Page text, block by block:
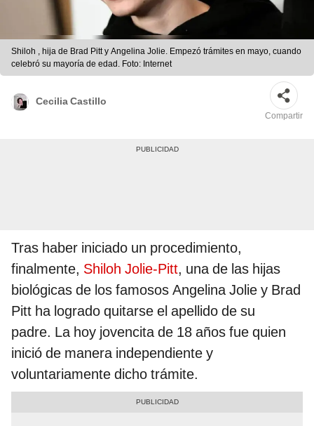
Shiloh , hija de Brad Pitt y Angelina Jolie. Empezó trámites en mayo, cuando
celebró su mayoría de edad. Foto: Internet
Cecilia Castillo
Compartir
Tras haber iniciado un procedimiento,
finalmente, Shiloh Jolie-Pitt, una de las hijas
biológicas de los famosos Angelina Jolie y Brad
Pitt ha logrado quitarse el apellido de su
padre. La hoy jovencita de 18 años fue quien
inició de manera independiente y
voluntariamente dicho trámite.